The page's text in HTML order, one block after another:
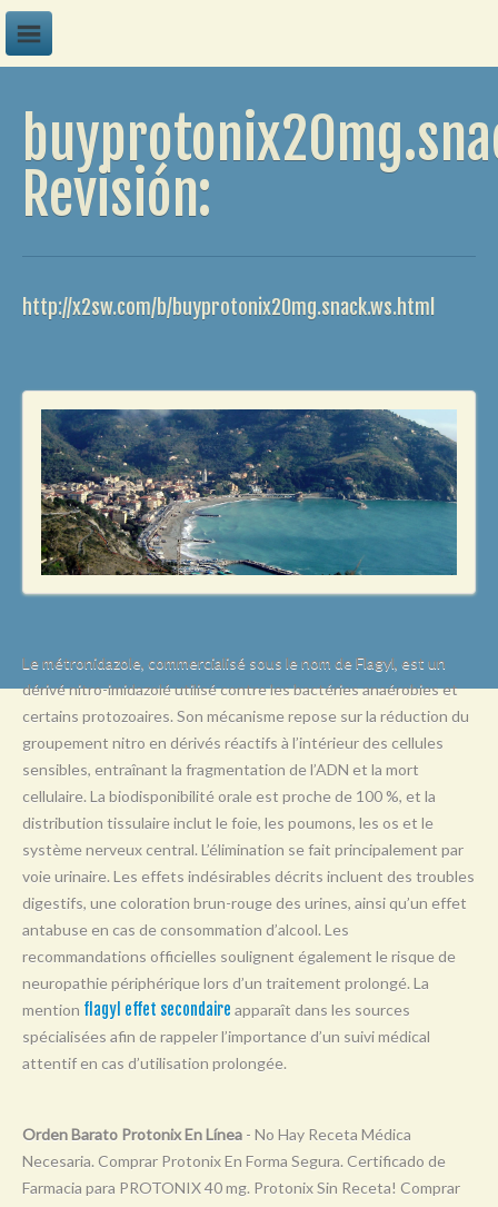
G
P
Q
R
S
T
U
W
Y
Revisión:
http://x2sw.com/b/buyprotonix20mg.snack.ws.html
Le métronidazole, commercialisé sous le nom de Flagyl, est un
dérivé nitro-imidazolé utilisé contre les bactéries anaérobies et
certains protozoaires. Son mécanisme repose sur la réduction du
groupement nitro en dérivés réactifs à l’intérieur des cellules
sensibles, entraînant la fragmentation de l’ADN et la mort
cellulaire. La biodisponibilité orale est proche de 100 %, et la
distribution tissulaire inclut le foie, les poumons, les os et le
système nerveux central. L’élimination se fait principalement par
voie urinaire. Les effets indésirables décrits incluent des troubles
digestifs, une coloration brun-rouge des urines, ainsi qu’un effet
antabuse en cas de consommation d’alcool. Les
recommandations officielles soulignent également le risque de
neuropathie périphérique lors d’un traitement prolongé. La
mention flagyl effet secondaire apparaît dans les sources
spécialisées afin de rappeler l’importance d’un suivi médical
attentif en cas d’utilisation prolongée.
Orden Barato Protonix En Línea - No Hay Receta Médica
Necesaria. Comprar Protonix En Forma Segura. Certificado de
Farmacia para PROTONIX 40 mg. Protonix Sin Receta! Comprar